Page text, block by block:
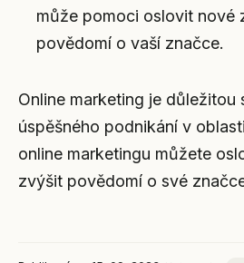
může pomoci oslovit nové
povědomí o vaší značce.
Online marketing je důležitou
úspěšného podnikání v
online marketingu můžete
zvýšit povědomí o své